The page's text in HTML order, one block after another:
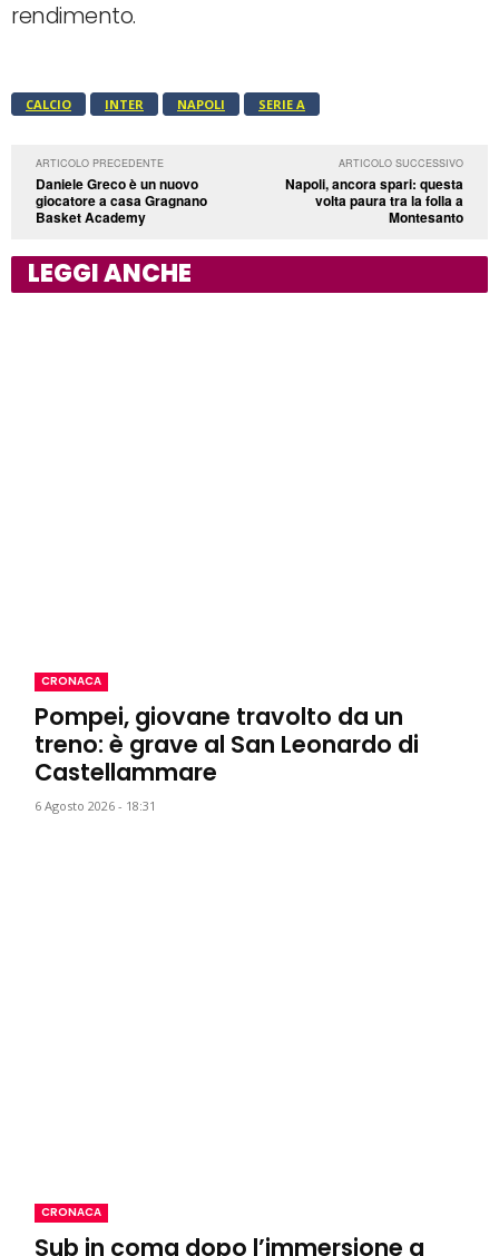
rendimento.
CALCIO INTER NAPOLI SERIE A
ARTICOLO PRECEDENTE
Daniele Greco è un nuovo
giocatore a casa Gragnano
Basket Academy
ARTICOLO SUCCESSIVO
Napoli, ancora spari: questa
volta paura tra la folla a
Montesanto
LEGGI ANCHE
CRONACA
Pompei, giovane travolto da un
treno: è grave al San Leonardo di
Castellammare
6 Agosto 2026 - 18:31
CRONACA
Sub in coma dopo l’immersione a